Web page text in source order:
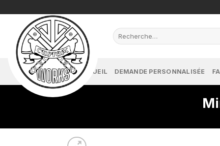
contenu
Recherche
pour :
PAGE D'ACCUEIL DEMANDE PERSONNALISÉE